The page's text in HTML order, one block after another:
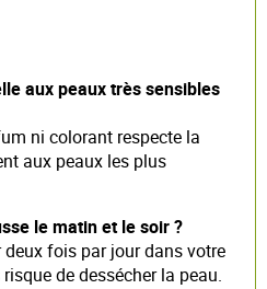
aux peaux très sensibles
ni colorant respecte la
aux peaux les plus
le matin et le soir ?
fois par jour dans votre
de dessécher la peau.